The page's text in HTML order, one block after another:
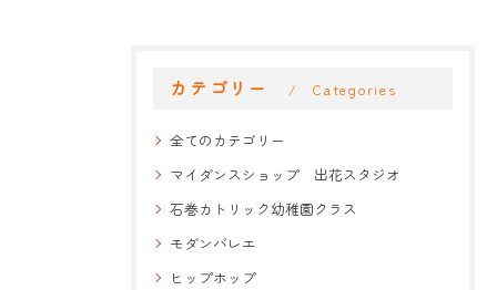
カテゴリー Categories
全てのカテゴリー
マイダンスショップ 出花スタジオ
石巻カトリック幼稚園クラス
モダンバレエ
ヒップホップ